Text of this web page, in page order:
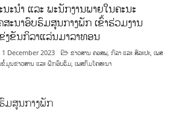
ນະນຳ ແລະ ພະນັກງານພາຍໃນຄະນະ
ສະນາອົບຮົມສູນກາງພັກ ເຂົ້າຮ່ວມງານ
ງຂັນກິລາແລ່ນມາລາທອນ
1 December 2023 ຂ່າວສານ ຄອສພ ,ກິລາ ແລະ ສິລະປະ ,ເພສ
ມູນຂ່າວສານ ແລະ ຝຶກອົບຮົມ ,ເພສກົມໂຄສະນາ
ມສູນກາງພັກ